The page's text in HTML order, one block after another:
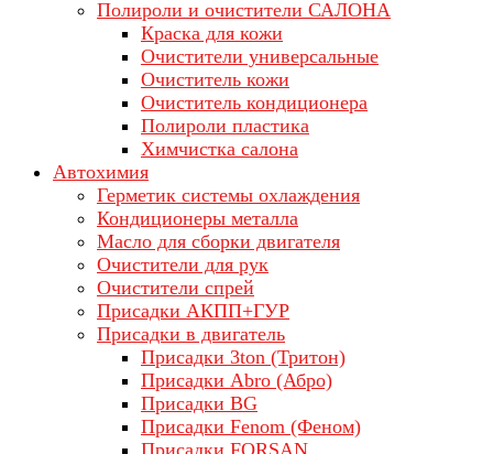
Полироли и очистители САЛОНА
Краска для кожи
Очистители универсальные
Очиститель кожи
Очиститель кондиционера
Полироли пластика
Химчистка салона
Автохимия
Герметик системы охлаждения
Кондиционеры металла
Масло для сборки двигателя
Очистители для рук
Очистители спрей
Присадки АКПП+ГУР
Присадки в двигатель
Присадки 3ton (Тритон)
Присадки Abro (Абро)
Присадки BG
Присадки Fenom (Феном)
Присадки FORSAN